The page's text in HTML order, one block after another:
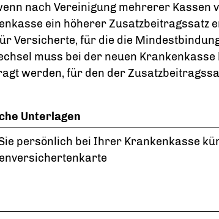
nach Vereinigung mehrerer Kassen
ein höherer Zusatzbeitragssatz
Versicherte, für die die
muss bei der neuen
werden, für den der
Unterlagen
persönlich bei Ihrer Krankenkasse